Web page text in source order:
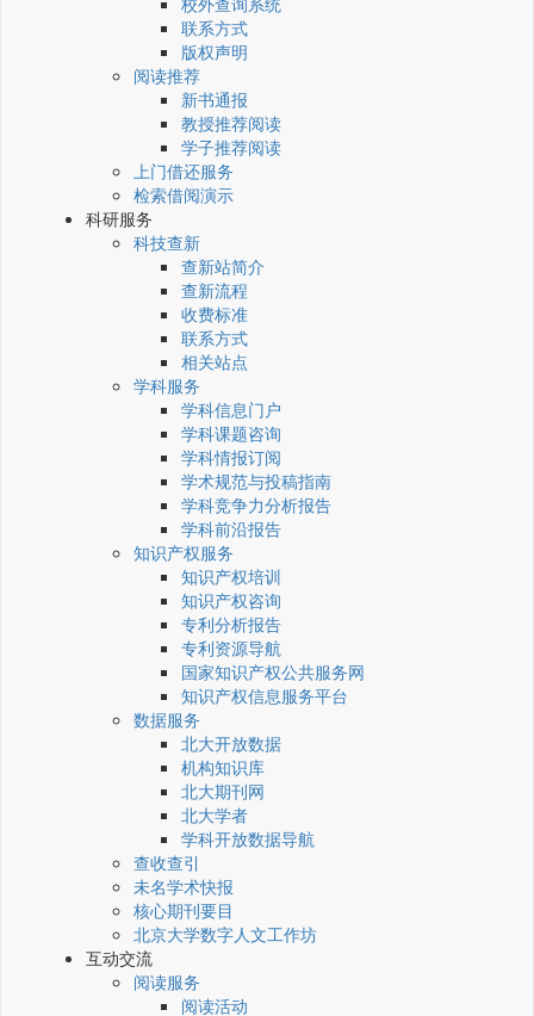
联系方式
版权声明
阅读推荐
新书通报
教授推荐阅读
学子推荐阅读
上门借还服务
检索借阅演示
科研服务
科技查新
查新站简介
查新流程
收费标准
联系方式
相关站点
学科服务
学科信息门户
学科课题咨询
学科情报订阅
学术规范与投稿指南
学科竞争力分析报告
学科前沿报告
知识产权服务
知识产权培训
知识产权咨询
专利分析报告
专利资源导航
国家知识产权公共服务网
知识产权信息服务平台
数据服务
北大开放数据
机构知识库
北大期刊网
北大学者
学科开放数据导航
查收查引
未名学术快报
核心期刊要目
北京大学数字人文工作坊
互动交流
阅读服务
阅读活动